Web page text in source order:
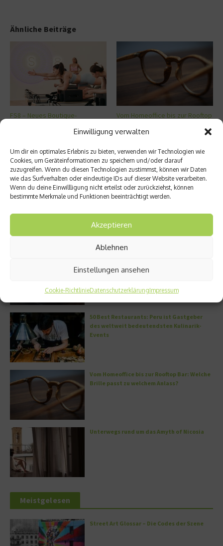
Einwilligung verwalten
Um dir ein optimales Erlebnis zu bieten, verwenden wir Technologien wie
Cookies, um Geräteinformationen zu speichern und/oder darauf
zuzugreifen. Wenn du diesen Technologien zustimmst, können wir Daten
wie das Surfverhalten oder eindeutige IDs auf dieser Website verarbeiten.
Wenn du deine Einwillligung nicht erteilst oder zurückziehst, können
bestimmte Merkmale und Funktionen beeinträchtigt werden.
Akzeptieren
Ablehnen
Einstellungen ansehen
Cookie-RichtlinieDatenschutzerklärungImpressum
Ähnliche Beiträge
FS8 – Neues Boutique-
Vom Homeoffice bis zur Rooftop
welche ...
Aktuelles
FS8 – Neues Boutique-Fitnesskonzept in
50 Best Restaurants: Peru ist Gastgeber
des weltweit bedeutendsten Kulinarik-
Events
Vom Homeoffice bis zur Rooftop Bar: Welche
Brille passt zu welchem Anlass?
Unterwegs rund um das Amyth of Nicosia
Meistgelesen
Street Art Glossar – Die Codes der Szene